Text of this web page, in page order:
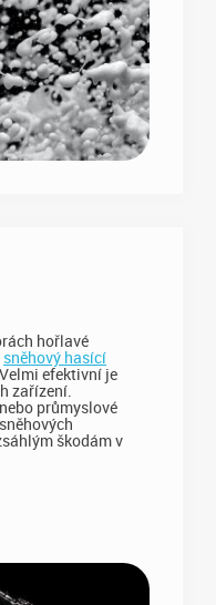
hořlavé
sněhový hasící
efektivní je
zařízení.
průmyslové
škodám v